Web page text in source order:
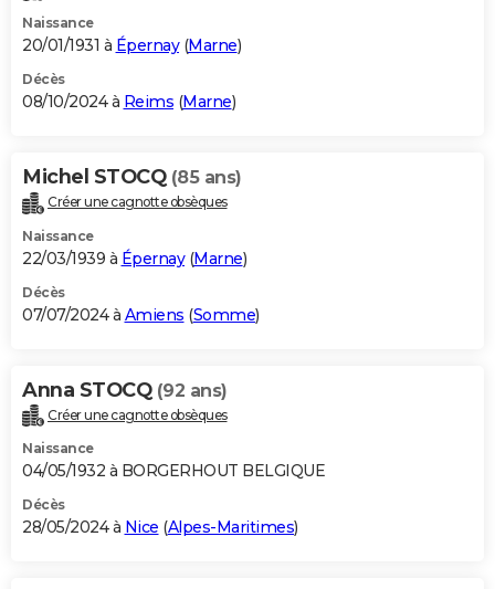
Naissance
20/01/1931 à Épernay(Marne)
Décès
08/10/2024 à Reims (Marne)
Michel STOCQ (85 ans)
Créer une cagnotte obsèques
Naissance
22/03/1939 à Épernay(Marne)
Décès
07/07/2024 à Amiens (Somme)
Anna STOCQ (92 ans)
Créer une cagnotte obsèques
Naissance
04/05/1932 à BORGERHOUT BELGIQUE
Décès
28/05/2024 à Nice (Alpes-Maritimes)